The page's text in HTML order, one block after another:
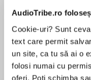
AudioTribe.ro
Cookie-uri? Sunt
text care permit
un site, ca tu să ai o
folosi numai cu
oferi. Poți schimba
Desprecarte
A sweet and
perfect for fans of